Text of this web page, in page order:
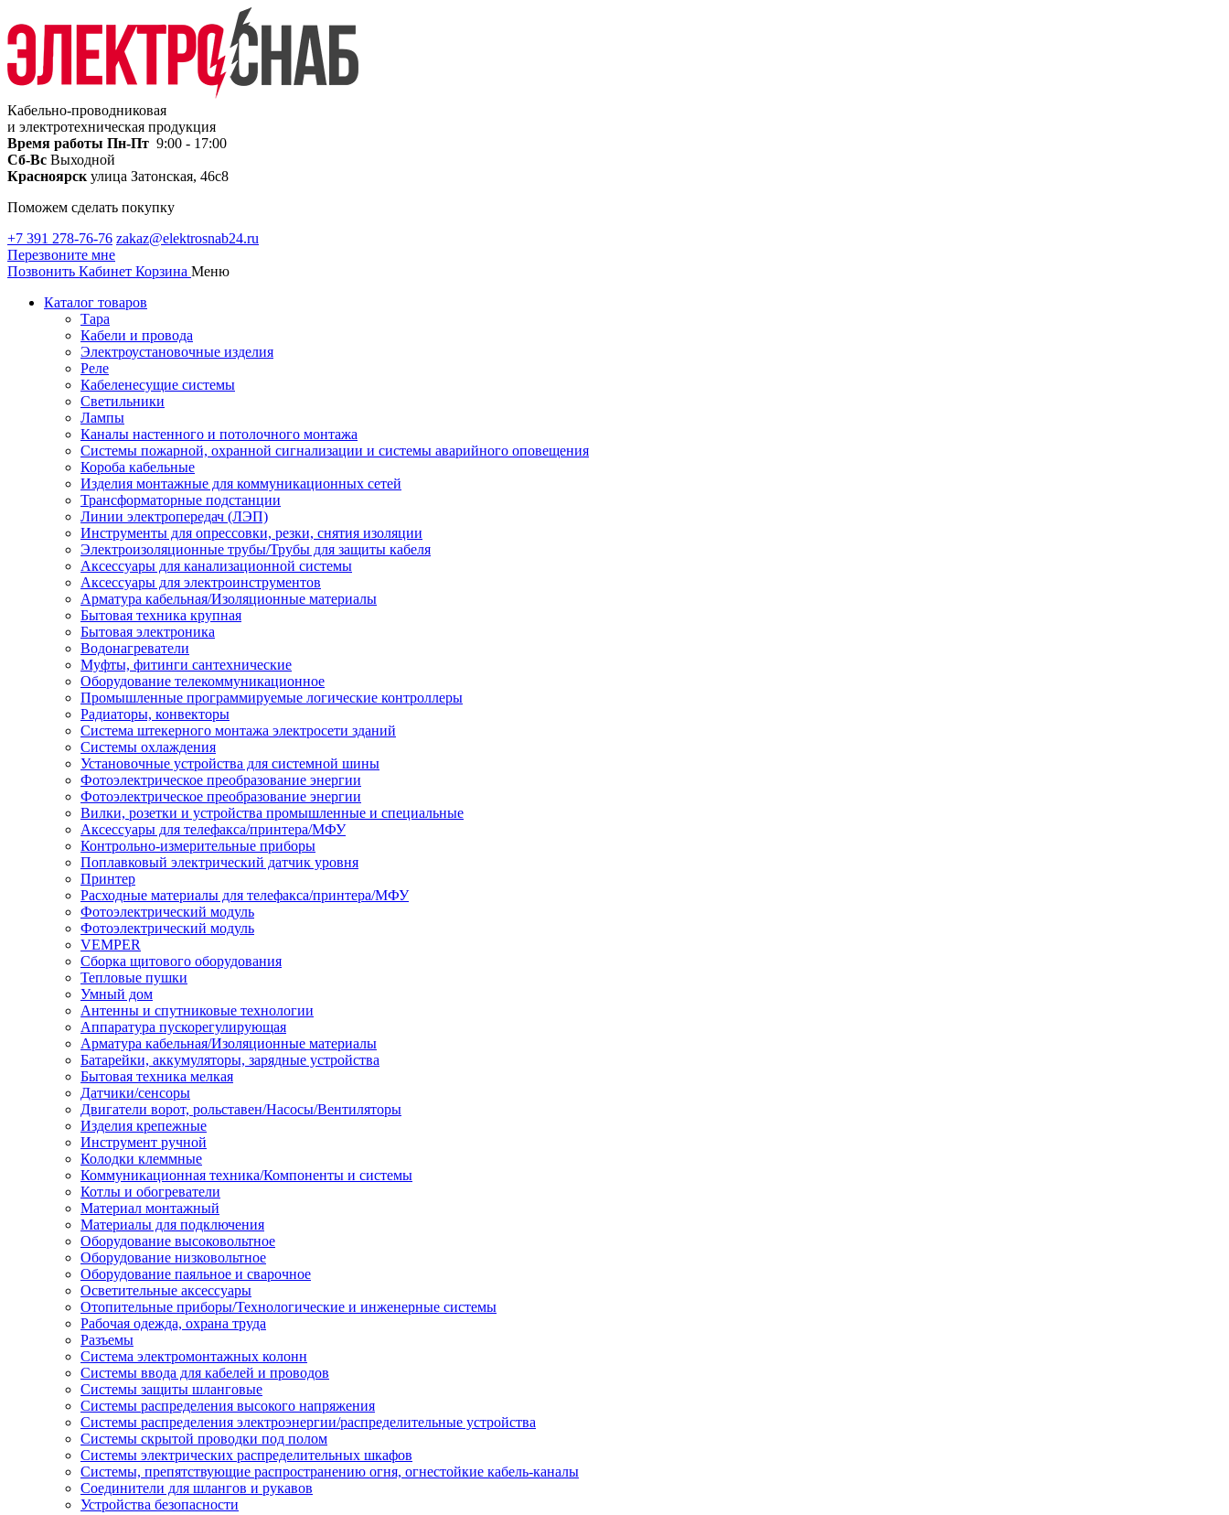
Кабельно-проводниковая
и электротехническая продукция
Время работы Пн-Пт 9:00 - 17:00
Сб-Вс Выходной
Красноярск улица Затонская, 46с8
Поможем сделать покупку
+7 391 278-76-76 zakaz@elektrosnab24.ru
Перезвоните мне
Позвонить Кабинет Корзина Меню
Каталог товаров
Тара
Кабели и провода
Электроустановочные изделия
Реле
Кабеленесущие системы
Светильники
Лампы
Каналы настенного и потолочного монтажа
Системы пожарной, охранной сигнализации и системы аварийного оповещения
Короба кабельные
Изделия монтажные для коммуникационных сетей
Трансформаторные подстанции
Линии электропередач (ЛЭП)
Инструменты для опрессовки, резки, снятия изоляции
Электроизоляционные трубы/Трубы для защиты кабеля
Аксессуары для канализационной системы
Аксессуары для электроинструментов
Арматура кабельная/Изоляционные материалы
Бытовая техника крупная
Бытовая электроника
Водонагреватели
Муфты, фитинги сантехнические
Оборудование телекоммуникационное
Промышленные программируемые логические контроллеры
Радиаторы, конвекторы
Система штекерного монтажа электросети зданий
Системы охлаждения
Установочные устройства для системной шины
Фотоэлектрическое преобразование энергии
Фотоэлектрическое преобразование энергии
Вилки, розетки и устройства промышленные и специальные
Аксессуары для телефакса/принтера/МФУ
Контрольно-измерительные приборы
Поплавковый электрический датчик уровня
Принтер
Расходные материалы для телефакса/принтера/МФУ
Фотоэлектрический модуль
Фотоэлектрический модуль
VEMPER
Сборка щитового оборудования
Тепловые пушки
Умный дом
Антенны и спутниковые технологии
Аппаратура пускорегулирующая
Арматура кабельная/Изоляционные материалы
Батарейки, аккумуляторы, зарядные устройства
Бытовая техника мелкая
Датчики/сенсоры
Двигатели ворот, рольставен/Насосы/Вентиляторы
Изделия крепежные
Инструмент ручной
Колодки клеммные
Коммуникационная техника/Компоненты и системы
Котлы и обогреватели
Материал монтажный
Материалы для подключения
Оборудование высоковольтное
Оборудование низковольтное
Оборудование паяльное и сварочное
Осветительные аксессуары
Отопительные приборы/Технологические и инженерные системы
Рабочая одежда, охрана труда
Разъемы
Система электромонтажных колонн
Системы ввода для кабелей и проводов
Системы защиты шланговые
Системы распределения высокого напряжения
Системы распределения электроэнергии/распределительные устройства
Системы скрытой проводки под полом
Системы электрических распределительных шкафов
Системы, препятствующие распространению огня, огнестойкие кабель-каналы
Соединители для шлангов и рукавов
Устройства безопасности